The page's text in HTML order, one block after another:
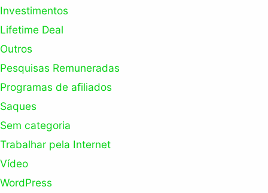
Investimentos
Lifetime Deal
Outros
Pesquisas Remuneradas
Programas de afiliados
Saques
Sem categoria
Trabalhar pela Internet
Vídeo
WordPress